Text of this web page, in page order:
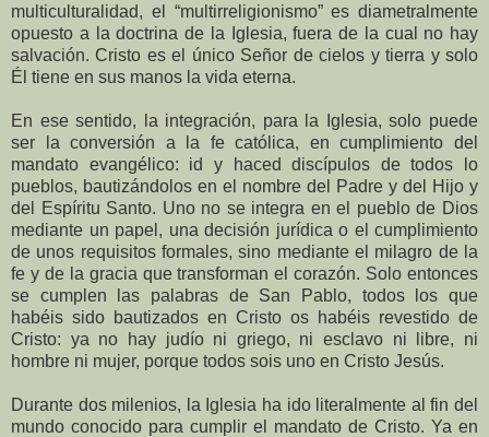
multiculturalidad, el “multirreligionismo” es diametralmente
opuesto a la doctrina de la Iglesia, fuera de la cual no hay
salvación. Cristo es el único Señor de cielos y tierra y solo
Él tiene en sus manos la vida eterna.
En ese sentido, la integración, para la Iglesia, solo puede
ser la conversión a la fe católica, en cumplimiento del
mandato evangélico: id y haced discípulos de todos lo
pueblos, bautizándolos en el nombre del Padre y del Hijo y
del Espíritu Santo. Uno no se integra en el pueblo de Dios
mediante un papel, una decisión jurídica o el cumplimiento
de unos requisitos formales, sino mediante el milagro de la
fe y de la gracia que transforman el corazón. Solo entonces
se cumplen las palabras de San Pablo, todos los que
habéis sido bautizados en Cristo os habéis revestido de
Cristo: ya no hay judío ni griego, ni esclavo ni libre, ni
hombre ni mujer, porque todos sois uno en Cristo Jesús.
Durante dos milenios, la Iglesia ha ido literalmente al fin del
mundo conocido para cumplir el mandato de Cristo. Ya en